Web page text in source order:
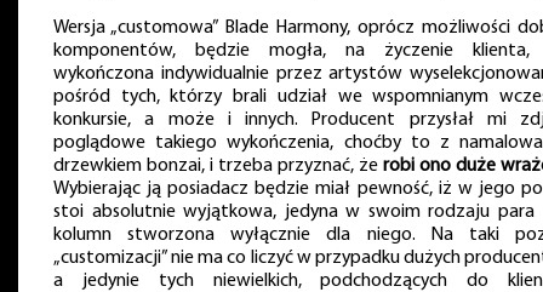
Wersja „customowa” Blade Harmony, oprócz możliwości
komponentów, będzie mogła, na życzenie klienta,
wykończona indywidualnie przez artystów
pośród tych, którzy brali udział we wspomnianym
konkursie, a może i innych. Producent przysłał mi
poglądowe takiego wykończenia, choćby to z
drzewkiem bonzai, i trzeba przyznać, że robi ono duże
Wybierając ją posiadacz będzie miał pewność, iż w jego
stoi absolutnie wyjątkowa, jedyna w swoim rodzaju para
kolumn stworzona wyłącznie dla niego. Na taki
„customizacji” nie ma co liczyć w przypadku dużych
a jedynie tych niewielkich, podchodzących do